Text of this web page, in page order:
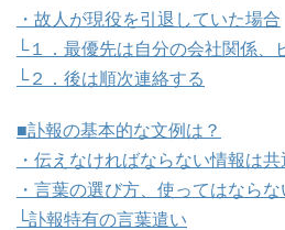
・故人が現役を引退していた場合
└１．最優先は自分の会社関係、
└２．後は順次連絡する
■訃報の基本的な文例は？
・伝えなければならない情報は共
・言葉の選び方、使ってはなら
└訃報特有の言葉遣い